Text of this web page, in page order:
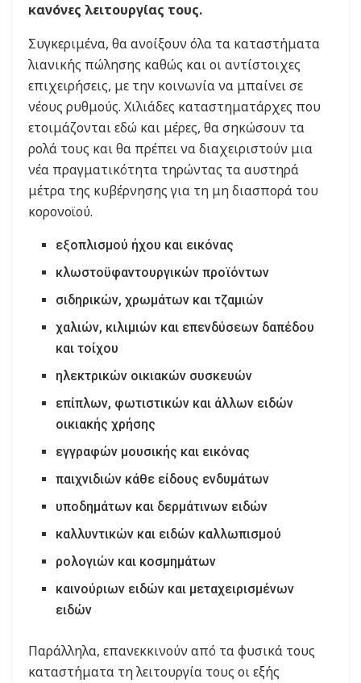
κανόνες λειτουργίας τους.
Συγκεριμένα, θα ανοίξουν όλα τα καταστήματα
λιανικής πώλησης καθώς και οι αντίστοιχες
επιχειρήσεις, με την κοινωνία να μπαίνει σε
νέους ρυθμούς. Χιλιάδες καταστηματάρχες που
ετοιμάζονται εδώ και μέρες, θα σηκώσουν τα
ρολά τους και θα πρέπει να διαχειριστούν μια
νέα πραγματικότητα τηρώντας τα αυστηρά
μέτρα της κυβέρνησης για τη μη διασπορά του
κορονοϊού.
εξοπλισμού ήχου και εικόνας
κλωστοϋφαντουργικών προϊόντων
σιδηρικών, χρωμάτων και τζαμιών
χαλιών, κιλιμιών και επενδύσεων δαπέδου
και τοίχου
ηλεκτρικών οικιακών συσκευών
επίπλων, φωτιστικών και άλλων ειδών
οικιακής χρήσης
εγγραφών μουσικής και εικόνας
παιχνιδιών κάθε είδους ενδυμάτων
υποδημάτων και δερμάτινων ειδών
καλλυντικών και ειδών καλλωπισμού
ρολογιών και κοσμημάτων
καινούριων ειδών και μεταχειρισμένων
ειδών
Παράλληλα, επανεκκινούν από τα φυσικά τους
καταστήματα τη λειτουργία τους οι εξής